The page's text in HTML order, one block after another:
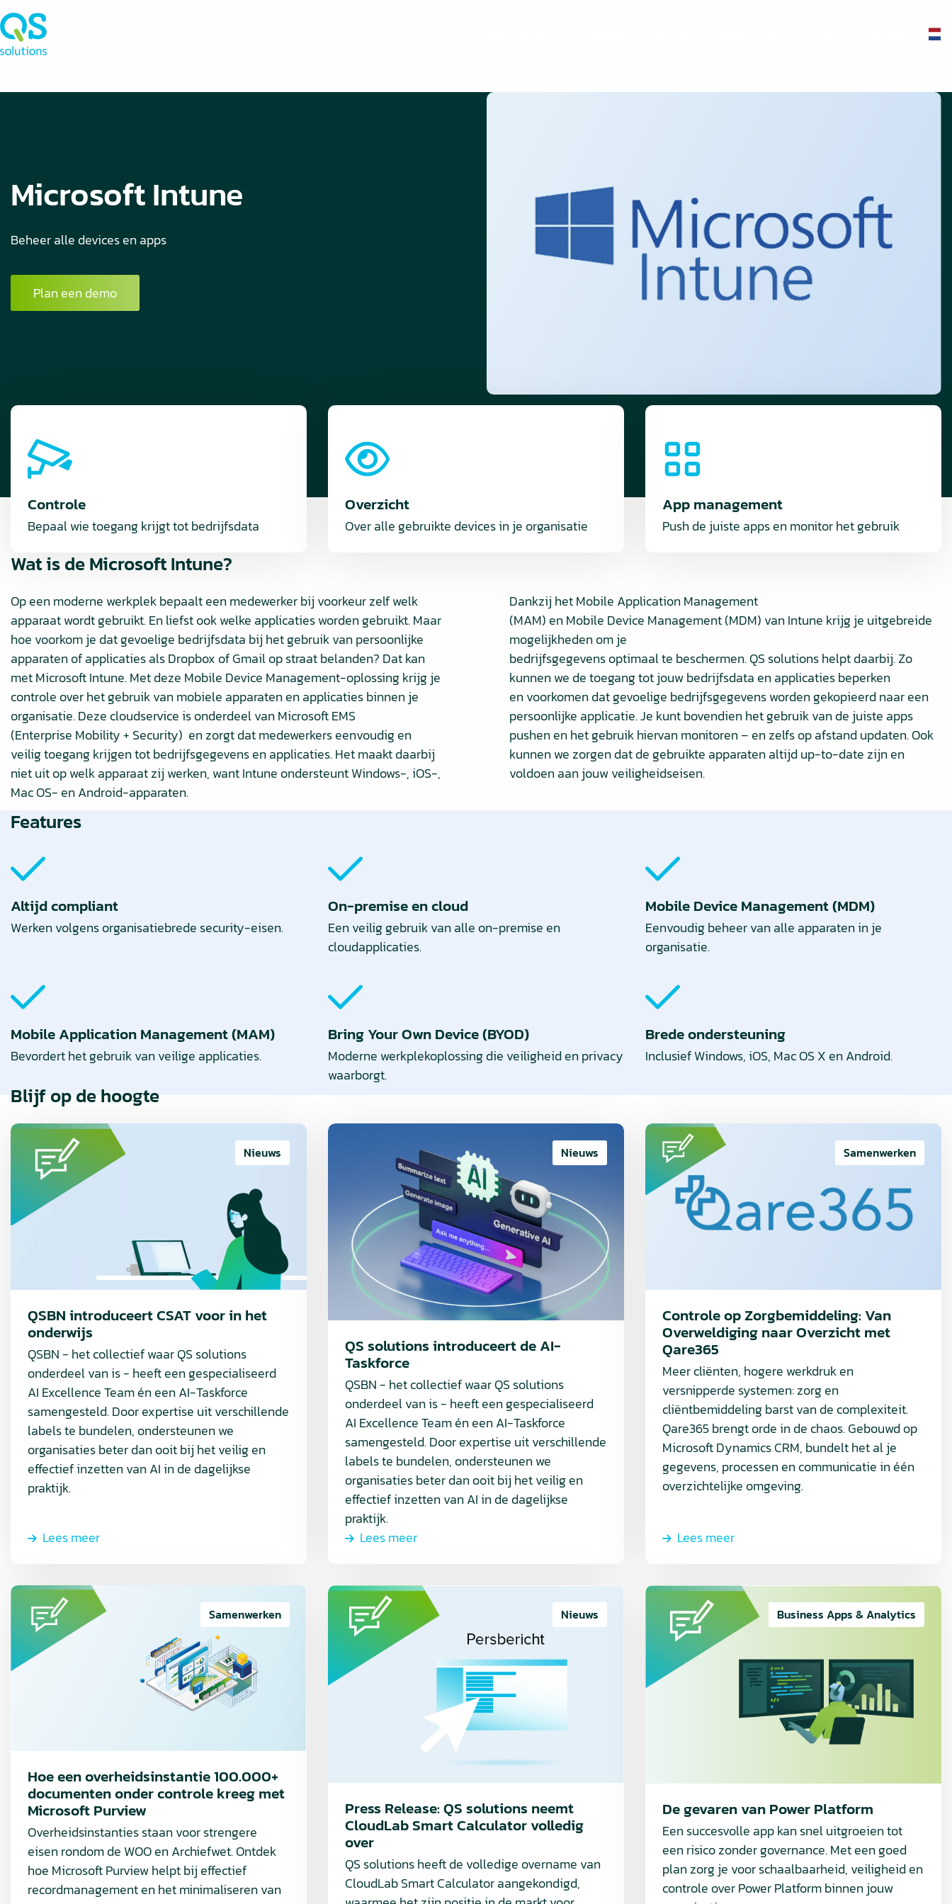
Microsoft Intune
Beheer alle devices en apps
Plan een demo
Controle
Bepaal wie toegang krijgt tot bedrijfsdata
Overzicht
Over alle gebruikte devices in je organisatie
App management
Push de juiste apps en monitor het gebruik
Wat is de Microsoft Intune?
Op een moderne werkplek bepaalt een medewerker bij voorkeur zelf welk
apparaat wordt gebruikt. En liefst ook welke applicaties worden gebruikt. Maar
hoe voorkom je dat gevoelige bedrijfsdata bij het gebruik van persoonlijke
apparaten of applicaties als Dropbox of Gmail op straat belanden? Dat kan
met Microsoft Intune. Met deze Mobile Device Management-oplossing krijg je
controle over het gebruik van mobiele apparaten en applicaties binnen je
organisatie. Deze cloudservice is onderdeel van Microsoft EMS
(Enterprise Mobility + Security) en zorgt dat medewerkers eenvoudig en
veilig toegang krijgen tot bedrijfsgegevens en applicaties. Het maakt daarbij
niet uit op welk apparaat zij werken, want Intune ondersteunt Windows-, iOS-,
Mac OS- en Android-apparaten.
Dankzij het Mobile Application Management
(MAM) en Mobile Device Management (MDM) van Intune krijg je uitgebreide
mogelijkheden om je
bedrijfsgegevens optimaal te beschermen. QS solutions helpt daarbij. Zo
kunnen we de toegang tot jouw bedrijfsdata en applicaties beperken
en voorkomen dat gevoelige bedrijfsgegevens worden gekopieerd naar een
persoonlijke applicatie. Je kunt bovendien het gebruik van de juiste apps
pushen en het gebruik hiervan monitoren – en zelfs op afstand updaten. Ook
kunnen we zorgen dat de gebruikte apparaten altijd up-to-date zijn en
voldoen aan jouw veiligheidseisen.
Features
Altijd compliant
Werken volgens organisatiebrede security-eisen.
On-premise en cloud
Een veilig gebruik van alle on-premise en
cloudapplicaties.
Mobile Device Management (MDM)
Eenvoudig beheer van alle apparaten in je
organisatie.
Mobile Application Management (MAM)
Bevordert het gebruik van veilige applicaties.
Bring Your Own Device (BYOD)
Moderne werkplekoplossing die veiligheid en privacy
waarborgt.
Brede ondersteuning
Inclusief Windows, iOS, Mac OS X en Android.
Blijf op de hoogte
QSBN introduceert CSAT voor in het
onderwijs
Nieuws
QSBN - het collectief waar QS solutions
onderdeel van is - heeft een gespecialiseerd
AI Excellence Team én een AI-Taskforce
samengesteld. Door expertise uit verschillende
labels te bundelen, ondersteunen we
organisaties beter dan ooit bij het veilig en
effectief inzetten van AI in de dagelijkse
praktijk.
Lees meer
Lees
meer
introduceert
CSAT
het
QS solutions introduceert de AI-
Taskforce
Nieuws
QSBN - het collectief waar QS solutions
onderdeel van is - heeft een gespecialiseerd
AI Excellence Team én een AI-Taskforce
samengesteld. Door expertise uit verschillende
labels te bundelen, ondersteunen we
organisaties beter dan ooit bij het veilig en
effectief inzetten van AI in de dagelijkse
praktijk.
Lees meer
Lees
solutions
introduceert
Taskforce
Controle op Zorgbemiddeling: Van
Overweldiging naar Overzicht met
Qare365
Samenwerken
Meer cliënten, hogere werkdruk en
versnipperde systemen: zorg en
cliëntbemiddeling barst van de complexiteit.
Qare365 brengt orde in de chaos. Gebouwd op
Microsoft Dynamics CRM, bundelt het al je
gegevens, processen en communicatie in één
overzichtelijke omgeving.
Lees meer
Lees
meer
Controle
Zorgbemiddeling:
naar
met
Qare365
Hoe een overheidsinstantie 100.000+
documenten onder controle kreeg met
Microsoft Purview
Samenwerken
Overheidsinstanties staan voor strengere
eisen rondom de WOO en Archiefwet. Ontdek
hoe Microsoft Purview helpt bij effectief
recordmanagement en het minimaliseren van
Lees
meer
een
kreeg
met
Microsoft
Purview
Press Release: QS solutions neemt
CloudLab Smart Calculator volledig
over
Nieuws
QS solutions heeft de volledige overname van
CloudLab Smart Calculator aangekondigd,
Lees
meer
over
Release:
QS
Calculator
volledig
over
De gevaren van Power Platform
Business Apps & Analytics
Een succesvolle app kan snel uitgroeien tot
een risico zonder governance. Met een goed
plan zorg je voor schaalbaarheid, veiligheid en
controle over Power Platform binnen jouw
Lees
meer
gevaren
van